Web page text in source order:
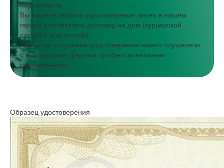
подлинность
Вы можете забрать удостоверение лично в нашем
офисе или заказать доставку на дом (курьерской
службой или почтой)
Право на получение удостоверения имеют слушатели
с высшим или средним профессиональным
образованием
Образец удостоверения